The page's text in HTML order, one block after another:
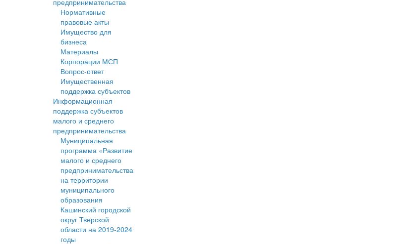
предпринимательства
Нормативные
правовые акты
Имущество для
бизнеса
Материалы
Корпорации МСП
Вопрос-ответ
Имущественная
поддержка субъектов
Информационная
поддержка субъектов
малого и среднего
предпринимательства
Муниципальная
программа «Развитие
малого и среднего
предпринимательства
на территории
муниципального
образования
Кашинский городской
округ Тверской
области на 2019-2024
годы